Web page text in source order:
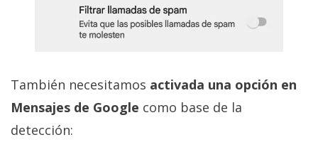
También necesitamos activada una opción en
Mensajes de Google como base de la
detección: